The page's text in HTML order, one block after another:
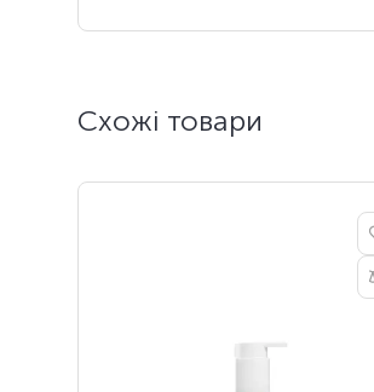
Схожі товари